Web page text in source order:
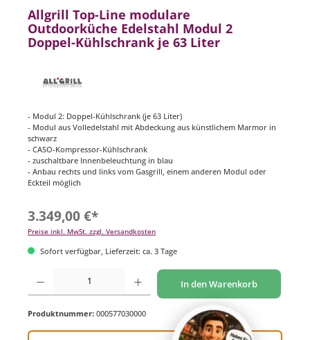
Allgrill Top-Line modulare
Outdoorküche Edelstahl Modul 2
Doppel-Kühlschrank je 63 Liter
- Modul 2: Doppel-Kühlschrank (je 63 Liter)
- Modul aus Volledelstahl mit Abdeckung aus künstlichem Marmor in
schwarz
- CASO-Kompressor-Kühlschrank
- zuschaltbare Innenbeleuchtung in blau
- Anbau rechts und links vom Gasgrill, einem anderen Modul oder
Eckteil möglich
3.349,00 €*
Preise inkl. MwSt. zzgl. Versandkosten
Sofort verfügbar, Lieferzeit: ca. 3 Tage
Produkt Anzahl: Gib den gewünschten Wert ein oder benutze die Schaltflächen um
In den Warenkorb
Produktnummer: 000577030000